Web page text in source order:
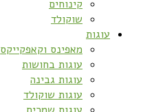
קינוחים
שוקולד
עוגות
מאפינס וקאפקייקס
עוגות בחושות
עוגות גבינה
עוגות שוקולד